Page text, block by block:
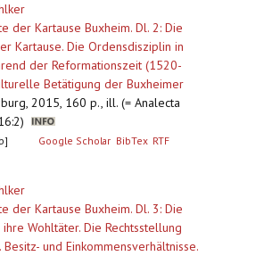
der Kartause Buxheim. Dl. 2: Die
Kartause. Die Ordensdisziplin in
der Reformationszeit (1520-
Betätigung der Buxheimer
2015, 160 p., ill. (= Analecta
Google Scholar BibTex RTF
der Kartause Buxheim. Dl. 3: Die
Wohltäter. Die Rechtsstellung
und Einkommensverhältnisse.